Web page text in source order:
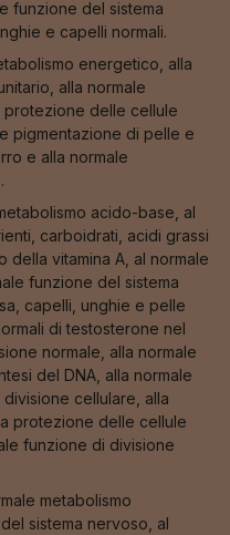
funzione del sistema
e capelli normali.
energetico, alla
alla normale
protezione delle cellule
pigmentazione di pelle e
e alla normale
acido-base, al
carboidrati, acidi grassi
della vitamina A, al normale
funzione del sistema
capelli, unghie e pelle
di testosterone nel
normale, alla normale
del DNA, alla normale
cellulare, alla
protezione delle cellule
funzione di divisione
metabolismo
sistema nervoso, al